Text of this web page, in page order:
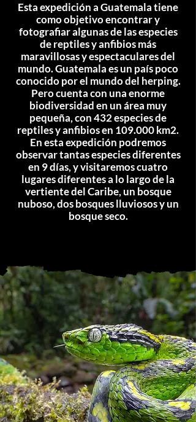
Esta expedición a Guatemala tiene
como objetivo encontrar y
fotografiar algunas de las especies
de reptiles y anfibios más
maravillosas y espectaculares del
mundo. Guatemala es un país poco
conocido por el mundo del herping.
Pero cuenta con una enorme
biodiversidad en un área muy
pequeña, con 432 especies de
reptiles y anfibios en 109.000 km2.
En esta expedición podremos
observar tantas especies diferentes
en 9 días, y visitaremos cuatro
lugares diferentes a lo largo de la
vertiente del Caribe, un bosque
nuboso, dos bosques lluviosos y un
bosque seco.